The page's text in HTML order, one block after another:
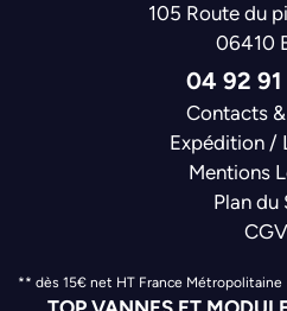
105 Route du
06410
04 92 91
Contacts
Expédition /
Mentions
Plan du
CGV
** dès 15€ net HT France Métropolitaine